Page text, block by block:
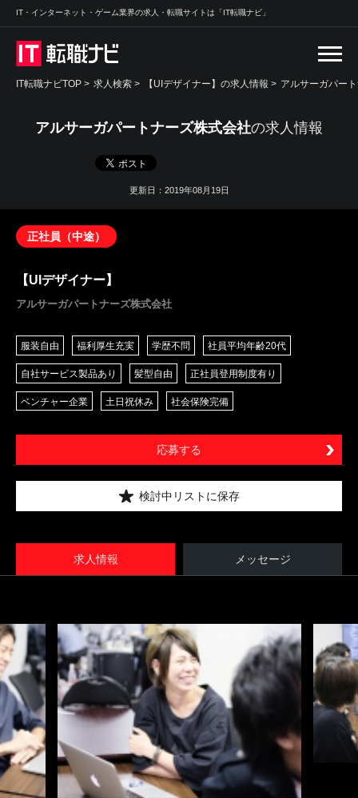
IT・インターネット・ゲーム業界の求人・転職サイトは「IT転職ナビ」
IT転職ナビTOP > 求人検索 > 【UIデザイナー】の求人情報 > アルサーガパー
アルサーガパートナーズ株式会社の求人情報
更新日：2019年08月19日
正社員（中途）
【UIデザイナー】
アルサーガパートナーズ株式会社
服装自由 福利厚生充実 学歴不問 社員平均年齢20代
自社サービス製品あり 髪型自由 正社員登用制度有り
ベンチャー企業 土日祝休み 社会保険完備
応募する
検討中リストに保存
求人情報 メッセージ